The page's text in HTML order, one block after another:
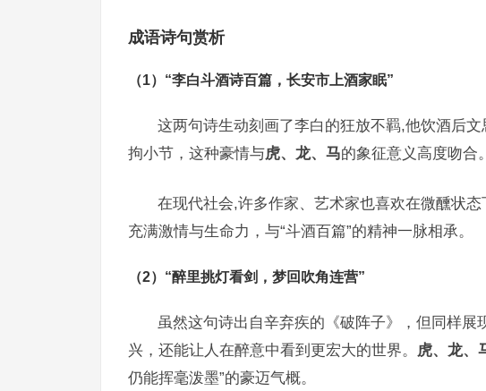
成语诗句赏析
（1）“李白斗酒诗百篇，长安市上酒家眠”
这两句诗生动刻画了李白的狂放不羁,他饮酒后
拘小节，这种豪情与虎、龙、马的象征意义高度吻合。
在现代社会,许多作家、艺术家也喜欢在微醺状
充满激情与生命力，与“斗酒百篇”的精神一脉相承。
（2）“醉里挑灯看剑，梦回吹角连营”
虽然这句诗出自辛弃疾的《破阵子》，但同样
兴，还能让人在醉意中看到更宏大的世界。
虎、龙、
仍能挥毫泼墨”的豪迈气概。